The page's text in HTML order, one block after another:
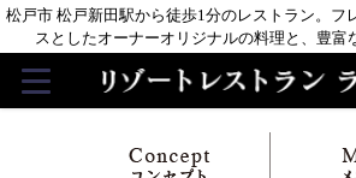
松戸市 松戸新田駅から徒歩1分のレストラン。フ
スとしたオーナーオリジナルの料理と、豊富